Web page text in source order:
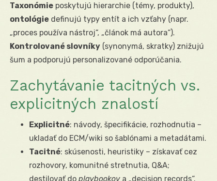
Taxonómie poskytujú hierarchie (témy, produkty),
ontológie definujú typy entít a ich vzťahy (napr.
„proces používa nástroj“, „článok má autora“).
Kontrolované slovníky (synonymá, skratky) znižujú
šum a podporujú personalizované odporúčania.
Zachytávanie tacitných vs.
explicitných znalostí
Explicitné: návody, špecifikácie, rozhodnutia –
ukladať do ECM/wiki so šablónami a metadátami.
Tacitné: skúsenosti, heuristiky – získavať cez
rozhovory, komunitné stretnutia, Q&A;
destilovať do playbookov a „decision records“.